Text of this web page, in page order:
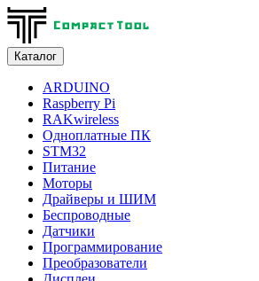
Каталог
ARDUINO
Raspberry Pi
RAKwireless
Одноплатные ПК
STM32
Питание
Моторы
Драйверы и ШИМ
Беспроводные
Датчики
Программирование
Преобразователи